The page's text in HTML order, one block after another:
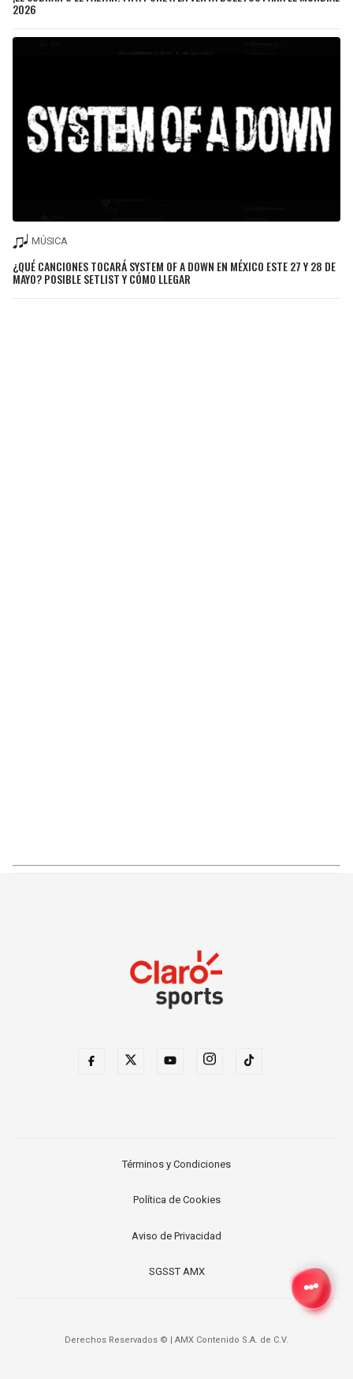
2026
MÚSICA
¿QUÉ CANCIONES TOCARÁ SYSTEM OF A DOWN EN MÉXICO ESTE 27 Y 28 DE
MAYO? POSIBLE SETLIST Y CÓMO LLEGAR
Términos y Condiciones
Política de Cookies
Aviso de Privacidad
SGSST AMX
Derechos Reservados © | AMX Contenido S.A. de C.V.